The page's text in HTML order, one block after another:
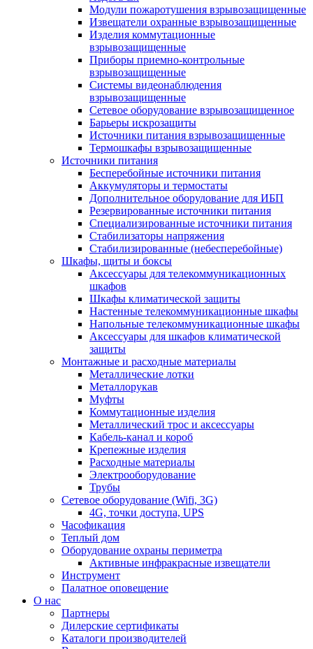
Модули пожаротушения взрывозащищенные
Извещатели охранные взрывозащищенные
Изделия коммутационные
взрывозащищенные
Приборы приемно-контрольные
взрывозащищенные
Системы видеонаблюдения
взрывозащищенные
Сетевое оборудование взрывозащищенное
Барьеры искрозащиты
Источники питания взрывозащищенные
Термошкафы взрывозащищенные
Источники питания
Бесперебойные источники питания
Аккумуляторы и термостаты
Дополнительное оборудование для ИБП
Резервированные источники питания
Специализированные источники питания
Стабилизаторы напряжения
Стабилизированные (небесперебойные)
Шкафы, щиты и боксы
Аксессуары для телекоммуникационных
шкафов
Шкафы климатической защиты
Настенные телекоммуникационные шкафы
Напольные телекоммуникационные шкафы
Аксессуары для шкафов климатической
защиты
Монтажные и расходные материалы
Металлические лотки
Металлорукав
Муфты
Коммутационные изделия
Металлический трос и аксессуары
Кабель-канал и короб
Крепежные изделия
Расходные материалы
Электрооборудование
Трубы
Сетевое оборудование (Wifi, 3G)
4G, точки доступа, UPS
Часофикация
Теплый дом
Оборудование охраны периметра
Активные инфракрасные извещатели
Инструмент
Палатное оповещение
О нас
Партнеры
Дилерские сертификаты
Каталоги производителей